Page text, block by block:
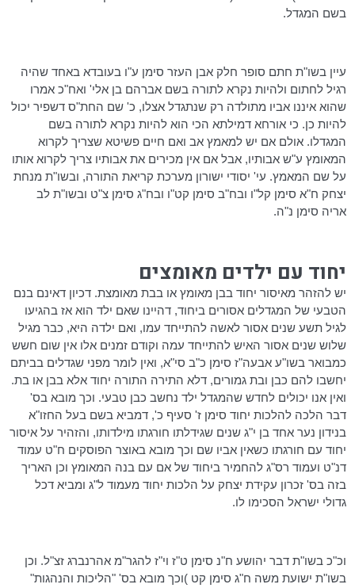
בשם המגדל.
עיין בשו"ת חתם סופר חלק אבן העזר סימן ע"ו בעובדא באחד שהיה
רגיל לחתום ולהיות נקרא לתורה בשם אברהם בן אלי' ואח"כ אמרו
שהוא איננו אביו מתולדה רק שנתגדל אצלו, כ' שם החת"ס דשפיר יכול
להיות כן. כי אורחאדמילתא הכי הוא להיות נקרא לתורה בשם
המגדלו. אולם אם יש למאמץ אב ואם חייםפשיטא שצריך לקרוא
המאומץ ע"ש אבותיו, אבל אם אין מכירים את אבותיו צריך לקרוא אותו
על שם המאמץ. עי' יסודי ישורון מערכת קריאת התורה, ובשו"ת מנחת
יצחק ח"א סימן קל"ו ובח"ב סימן קט"ו ובח"ג סימן צ"ט ובשו"ת לב
אריה סימן נ"ה.
יחוד עם ילדים מאומצים
יש להזהר מאיסור יחוד בבן מאומץ או בבת מאומצת.דכיון דאינם בנם
הטבעי של המגדלים אסורים ביחוד, דהיינו שאם ילד הוא אז בהגיעו
לגיל תשע שנים אסור לאשה להתייחד עמו, ואם ילדה היא, כבר מגיל
שלוש שנים אסור האיש להתייחד עמה וקודם זמנים אלו אין שום חשש
כמבואר בשו"ע אבעה"ז סימן כ"ב סי"א, ואין לומר מפני שגדלים בביתם
יחשבו להם כבן ובת גמורים, דלא התירה התורה יחוד אלא בבן או בת.
ואין אנו יכולים לחדש שהמגדל ילד נחשב כבן טבעי. וכך מובא בס'
דבר הלכה להלכות יחוד סימן ז' סעיף כ',דמביא בשם בעל החזו"א
בנידון נער אחד בן י"ג שנים שגידלתו חורגתו מילדותו, והזהיר על איסור
יחוד עם חורגתו כשאין אביו שם וכך מובא באוצר הפוסקים ח"ט עמוד
דנ"ט ועמוד רס"ג להחמיר ביחוד של אם עם בנה המאומץ וכן האריך
בזה בס' זכרון עקידת יצחק על הלכות יחוד מעמוד ל"ג ומביאדכל
גדולי ישראל הסכימו לו.
וכ"כ בשו"ת דבר יהושע ח"נ סימן ט"ז וי"זלהגר"מ אהרנברג זצ"ל. וכן
בשו"ת ישועת משה ח"ג סימן קט )וכך מובא בס' "הליכות והנהגות"